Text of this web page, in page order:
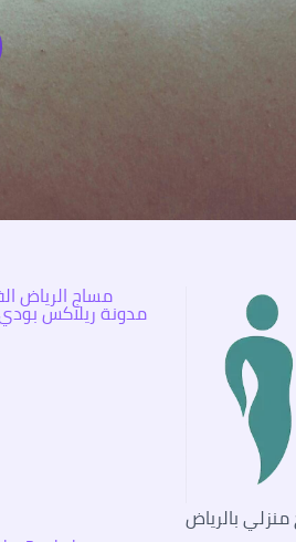
بالرياض
مساج الرياض
مدونة ريلاكس